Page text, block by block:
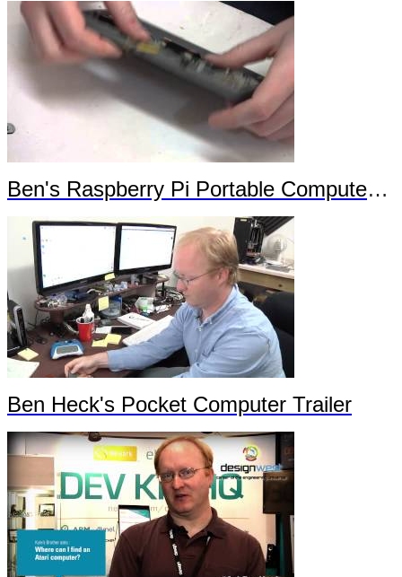
Ben's Raspberry Pi Portable Computer Trailer 2
Ben Heck's Pocket Computer Trailer